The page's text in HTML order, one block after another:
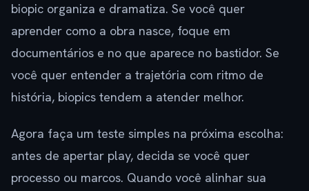
biopic organiza e dramatiza. Se você quer
aprender como a obra nasce, foque em
documentários e no que aparece no bastidor. Se
você quer entender a trajetória com ritmo de
história, biopics tendem a atender melhor.
Agora faça um teste simples na próxima escolha:
antes de apertar play, decida se você quer
processo ou marcos. Quando você alinhar sua